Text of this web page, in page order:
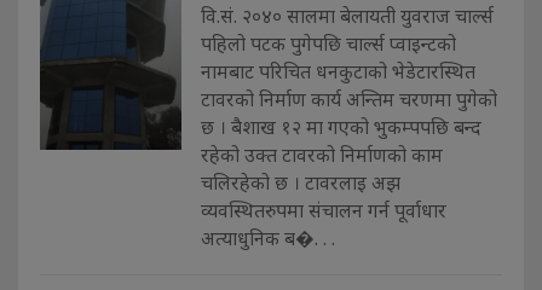
वि.सं. २०४० सालमा बेलायती युवराज चार्ल्स
पहिलो पटक पुगेपछि चार्ल्स प्वाइन्टको
नामबाट परिचित धनकुटाको भेडेटारस्थित
टावरको निर्माण कार्य अन्तिम चरणमा पुगेको
छ । बैशाख १२ मा गएको भुकम्पपछि बन्द
रहेको उक्त टावरको निर्माणको काम
चलिरहेको छ । टावरलाइ अझ
व्यवस्थितरुपमा संचालन गर्न पूर्वाधार
अत्याधुनिक ब�. . .